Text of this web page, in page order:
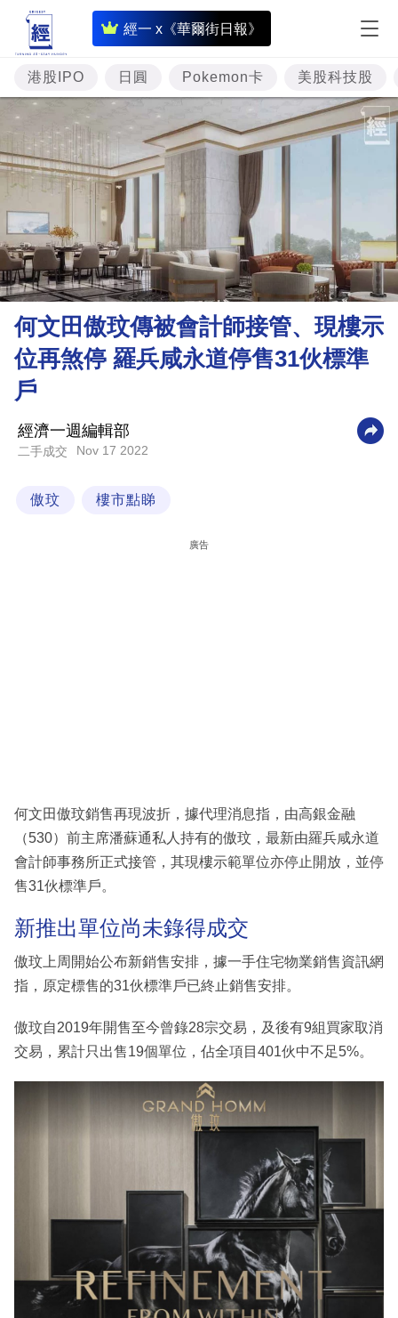
經一 x《華爾街日報》
即
時
財
經
專
題
投
資
樓
市
理
財
商
科
技
場
港股IPO 日圓 Pokemon卡 美股科技股
何文田傲玟傳被會計師接管、現樓示
位再煞停 羅兵咸永道停售31伙標準
戶
經濟一週編輯部
二手成交 Nov 17 2022
傲玟 樓市點睇
廣告
何文田傲玟銷售再現波折，據代理消息指，由高銀金融
（530）前主席潘蘇通私人持有的傲玟，最新由羅兵咸永道
會計師事務所正式接管，其現樓示範單位亦停止開放，並停
售31伙標準戶。
新推出單位尚未錄得成交
傲玟上周開始公布新銷售安排，據一手住宅物業銷售資訊網
指，原定標售的31伙標準戶已終止銷售安排。
傲玟自2019年開售至今曾錄28宗交易，及後有9組買家取消
交易，累計只出售19個單位，佔全項目401伙中不足5%。